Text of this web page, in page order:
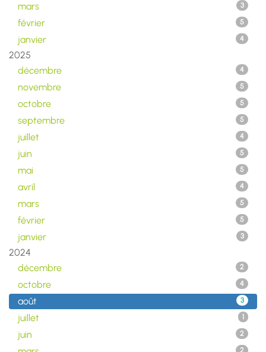
mars 3
février 5
janvier 4
2025
décembre
4
novembre 5
octobre 5
septembre 5
juillet 4
juin 5
mai 5
avril 4
mars 5
février 5
janvier 3
2024
décembre
2
octobre 4
août 3
juillet 1
juin 2
2